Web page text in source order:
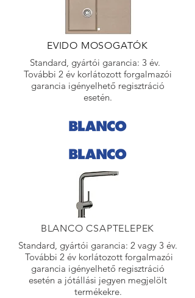
EVIDO MOSOGATÓK
Standard, gyártói garancia: 3 év.
További 2 év korlátozott forgalmazói
garancia igényelhető regisztráció
esetén.
BLANCO CSAPTELEPEK
Standard, gyártói garancia: 2 vagy 3 év.
További 2 év korlátozott forgalmazói
garancia igényelhető regisztráció
esetén a jótállási jegyen megjelölt
termékekre.